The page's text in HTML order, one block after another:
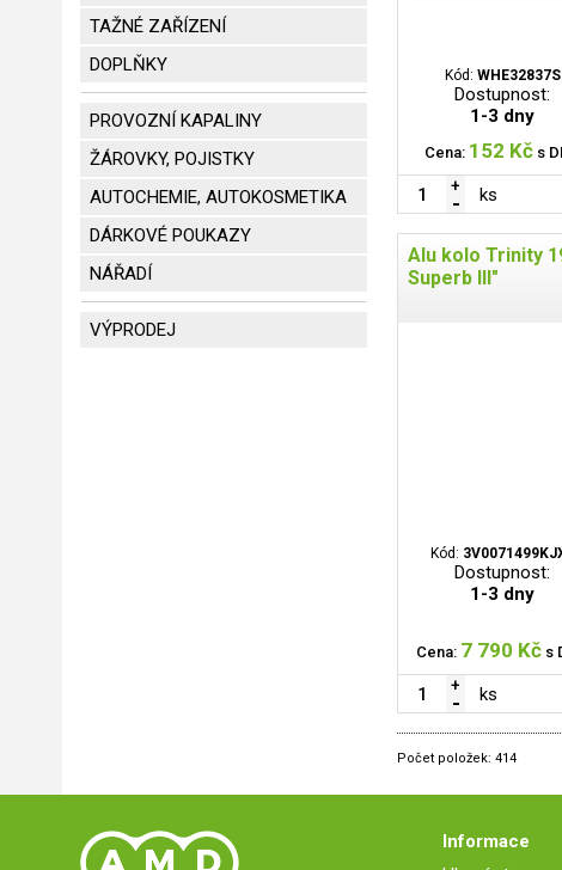
TAŽNÉ ZAŘÍZENÍ
DOPLŇKY
PROVOZNÍ KAPALINY
ŽÁROVKY, POJISTKY
AUTOCHEMIE, AUTOKOSMETIKA
DÁRKOVÉ POUKAZY
NÁŘADÍ
VÝPRODEJ
Kód: WHE32837S
Dostupnost:
1-3 dny
Cena: 152 Kčs
ks
Alu kolo Trinity
Superb III"
Kód:
Dostupnost:
1-3 dny
Cena: 7 790 Kčs
ks
Počet položek: 414
Informace